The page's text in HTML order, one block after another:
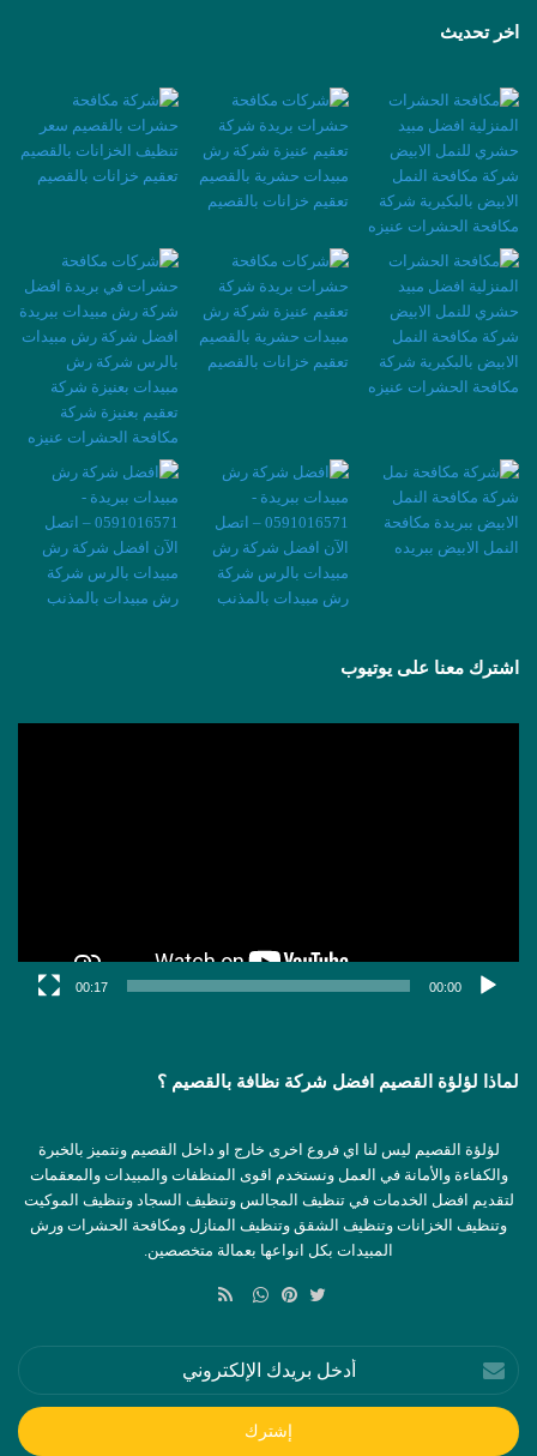
اخر تحديث
اشترك معنا على يوتيوب
00:00
00:17
لماذا لؤلؤة القصيم افضل شركة نظافة بالقصيم ؟
لؤلؤة القصيم ليس لنا اي فروع اخرى خارج او داخل القصيم ونتميز بالخبرة
والكفاءة والأمانة في العمل ونستخدم اقوى المنظفات والمبيدات والمعقمات
لتقديم افضل الخدمات في تنظيف المجالس وتنظيف السجاد وتنظيف الموكيت
وتنظيف الخزانات وتنظيف الشقق وتنظيف المنازل ومكافحة الحشرات ورش
المبيدات بكل انواعها بعمالة متخصصين.
RSS
أدخل
بريدك
الإلكتروني